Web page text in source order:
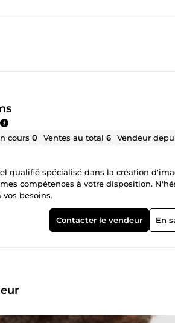
cours0 Ventes au total6 Vendeur
qualifié spécialisé dans la création
besoins.
Contacter le vendeur En